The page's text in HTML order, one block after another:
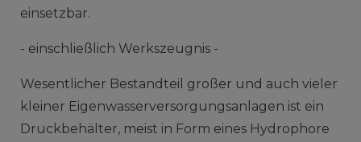
einsetzbar.
- einschließlich Werkszeugnis -
Wesentlicher Bestandteil großer und auch vieler
kleiner Eigenwasserversorgungsanlagen ist ein
Druckbehälter, meist in Form eines Hydrophore